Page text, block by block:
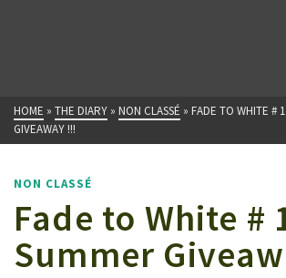
HOME » THE DIARY » NON CLASSÉ » FADE TO WHITE #
GIVEAWAY !!!
NON CLASSÉ
Fade to White #
Summer